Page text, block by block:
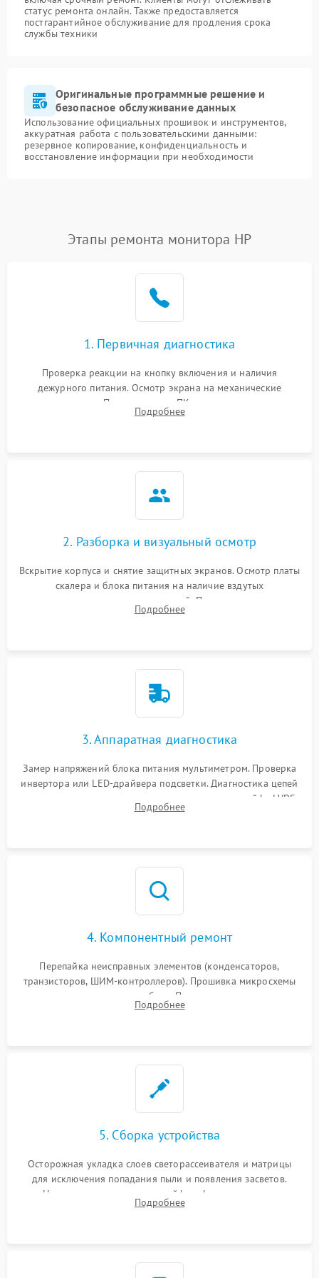
статус ремонта онлайн. Также предоставляется
постгарантийное обслуживание для продления срока
службы техники
Оригинальные программные решение и
безопасное обслуживание данных
Использование официальных прошивок и инструментов,
аккуратная работа с пользовательскими данными:
резервное копирование, конфиденциальность и
восстановление информации при необходимости
Этапы ремонта монитора HP
1. Первичная диагностика
Проверка реакции на кнопку включения и наличия
дежурного питания. Осмотр экрана на механические
повреждения. Подключение к ПК для оценки вывода
изображения, работы подсветки и выявления артефактов на
Подробнее
2. Разборка и визуальный осмотр
Вскрытие корпуса и снятие защитных экранов. Осмотр платы
скалера и блока питания на наличие вздутых
конденсаторов, прогаров, окислений. Проверка надежности
контактов и целостности шлейфов матрицы.
Подробнее
3. Аппаратная диагностика
Замер напряжений блока питания мультиметром. Проверка
инвертора или LED-драйвера подсветки. Диагностика цепей
питания скалера и тестирование сигналов на шлейфе LVDS
Подробнее
4. Компонентный ремонт
Перепайка неисправных элементов (конденсаторов,
транзисторов, ШИМ-контроллеров). Прошивка микросхемы
памяти при программных сбоях. При поломке подсветки —
разборка матрицы и замена выгоревших светодиодов.
Подробнее
5. Сборка устройства
Осторожная укладка слоев светорассеивателя и матрицы
для исключения попадания пыли и появления засветов.
Надежное подключение шлейфов, фиксация плат и
аккуратное защелкивание пластикового корпуса монитора.
Подробнее